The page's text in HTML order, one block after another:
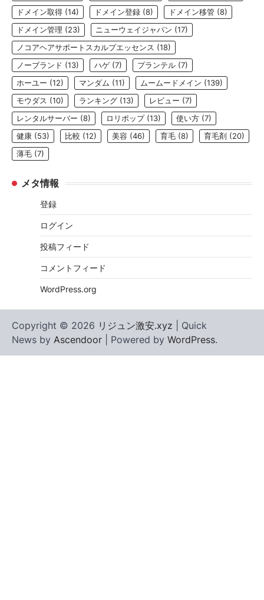
ドメイン取得 (14) ドメイン登録 (8) ドメイン移管 (8)
ドメイン管理 (23) ニューウェイジャパン (17)
ノコアヘアサポートスカルプエッセンス (18)
ノーブランド (13) ハゲ (7) プランテル (7)
ホーユー (12) マンダム (11) ムームードメイン (139)
モウダス (10) ランキング (13) レビュー (7)
レンタルサーバー (8) ロリポップ(13) 使い方 (7)
健康 (53) 比較 (12) 美容 (46) 育毛 (8) 育毛剤 (20)
薄毛 (7)
メタ情報
登録
ログイン
投稿フィード
コメントフィード
WordPress.org
Copyright © 2026 リジュン激安.xyz | Quick
News by Ascendoor | Powered by WordPress.